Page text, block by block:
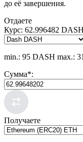
до её завершения.
Отдаете
Курс: 62.996482
min.: 95 DASH max.:
Сумма*:
Получаете